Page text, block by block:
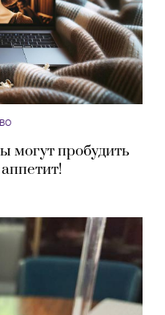
могут пробудить